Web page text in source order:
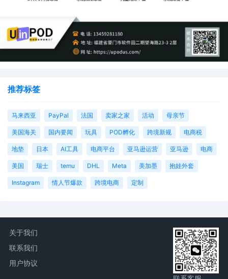
推荐标签
马来西亚 PayPal 法国 卖家之家 活动 母亲节
美国海关 国内要闻 玩具 POD孵化 跨境新规 电商税
地垫 日本 AI工具 电商平台 亚马逊运营 亚马逊 电商
美国 瑞士 temu DHL Meta 美加墨 抱娃外套
Instagram 情人节爆款 跨境电商 定制
关于我们
联系我们
用户协议